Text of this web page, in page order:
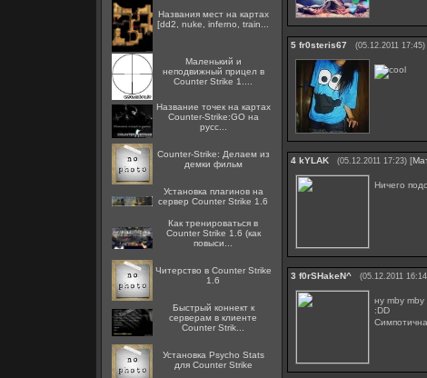
Названия мест на картах
[dd2, nuke, inferno, train...
Маленький и
неподвижный прицел в
Counter Strike 1....
Название точек на картах
Counter-Strike:GO на
русс...
Counter-Strike: Делаем из
демки фильм
Установка плагинов на
сервер Counter Strike 1.6
Как тренироваться в
Counter Strike 1.6 (как
повыси...
Читерство в Counter Strike
1.6
Быстрый коннект к
серверам в клиенте
Counter Strik...
Установка Psycho Stats
для Counter Strike
5 fr0steris67 (05.12.2011 17:45)
4 kYLAK (05.12.2011 17:23) [
Ничего
3 f0rSHakeN^ (05.12.2011
ну mby mby
:DD